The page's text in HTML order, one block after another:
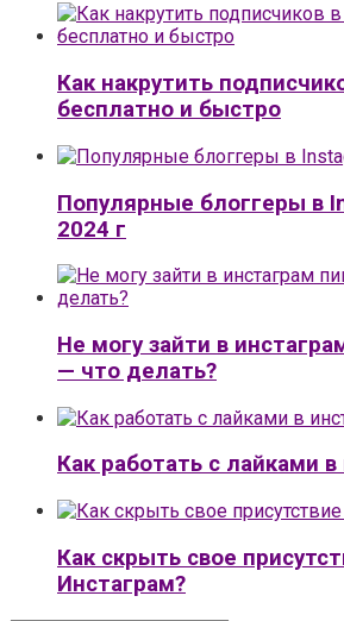
Как накрутить
бесплатно и быстро
Популярные блоггеры в
2024 г
Не могу зайти в
— что делать?
Как работать с лайками в
Как скрыть свое
Инстаграм?